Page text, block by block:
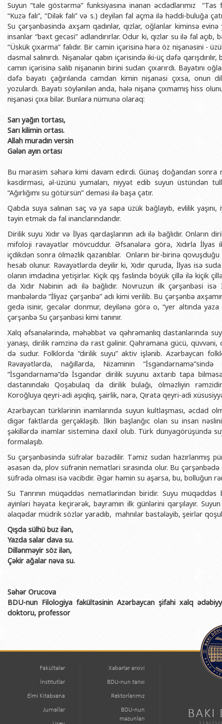
Suyun “tale göstərmə” funksiyasına inanan əcdadlarımız “Tas
“Kuzə falı”, “Dilək falı” və s.) deyilən fal açma ilə həddi-buluğa
Su çərşənbəsində axşam qadınlar, qızlar, oğlanlar kiminsə evinə
insanlar “bəxt gecəsi” adlandırırlar. Odur ki, qızlar su ilə fal açıb,
“Üskük çıxarma” falıdır. Bir camin içərisinə hərə öz nişanəsini -
dəsmal salınırdı. Nişanələr qabın içərisində iki-üç dəfə
camın içərisinə salıb nişanənin birini sudan çıxarırdı. Bayatını
dəfə bayatı çağırılanda camdan kimin nişanəsi çıxsa, onun
yozulardı. Bayatı söylənilən anda, hələ nişanə çıxmamış hiss
nişanəsi çıxa bilər. Bunlara nümunə olaraq:
Sarı yağın tortası,
Sarı kilimin ortası.
Allah muradın versin
Gələn ayın ortası
Bu mərasim səhərə kimi davam edirdi. Günəş doğandan sonra
kəsdirməsi, əl-üzünü yumaları, niyyət edib suyun üstündən
“Ağırlığımı su götürsün” deməsi ilə başa çatır.
Qabda suya salınan saç və ya sapa üzük bağlayıb, evlilik yaşını,
təyin etmək də fal inanclarındandır.
Dirilik suyu Xıdır və İlyas qardaşlarının adı ilə bağlıdır. Onların
mifoloji rəvayətlər mövcuddur. Əfsanələrə görə, Xıdırla İlyas
içdikdən sonra ölməzlik qazanıblar. Onların bir-birinə qovuşduğu
hesab olunur. Rəvayətlərdə deyilir ki, Xıdır quruda, İlyas isə
olanın imdadına yetişirlər. Kiçik qış fəslində böyük çillə ilə kiçik
da Xıdır Nəbinin adı ilə bağlıdır. Novruzun ilk çərşənbəsi
mənbələrdə “İliyaz çərşənbə” adı kimi verilib. Bu çərşənbə
gedə isinir, gecələr donmur, deyilənə görə o, “yer altında
çərşənbə Su çərşənbəsi kimi tanınır.
Xalq əfsanələrində, məhəbbət və qəhrəmanlıq dastanlarında
yanaşı, dirilik rəmzinə də rast gəlinir. Qəhrəmana gücü,
də sudur. Folklorda “dirilik suyu” aktiv işlənib. Azərbaycan
Rəvayətlərdə, nağıllarda, Nizaminin
“İsgəndərnamə”də İsgəndər dirilik suyunu axtarıb tapa
dastanındakı Qoşabulaq da dirilik bulağı, ölməzliyin
Koroğluya qeyri-adi aşıqlıq, şairlik, nərə, Qırata qeyri-adi
Azərbaycan türklərinin inamlarında suyun kultlaşması, əcdad
digər faktlarda gerçəkləşib. İlkin başlanğıc olan su insan
şəkillərdə inamlar sisteminə daxil olub. Türk dünyagörüşündə
formalaşıb.
Su çərşənbəsində süfrələr bəzədilir. Təmiz sudan hazırlanmış
əsasən də, plov süfrənin nemətləri sırasında olur. Bu
süfrədə olması isə vacibdir. Əgər həmin su aşarsa, bu, bolluğun
Su Tanrının müqəddəs nemətlərindən biridir. Suyu müqəddəs
ayinləri həyata keçirərək, bayramın ilk günlərini qarşılayır.
əlaqədar müdrik sözlər yaradıb, mahnılar bəstələyib, şeirlər
Qışda sülhü buz ilən,
Yazda salar dava su.
Dillənməyir söz ilən,
Çəkir ağalar nəva su.
Səhər Orucova
BDU-nun Filologiya fakültəsinin Azərbaycan şifahi xalq
doktoru, professor
Fakültələr
İnstitutlar
Elmi Kitabxana
Jurnallar
Xəbərlər arxivi
BDU-nun tarixi
Rektorlarımız
BDU-nun
məzunları
BAKI